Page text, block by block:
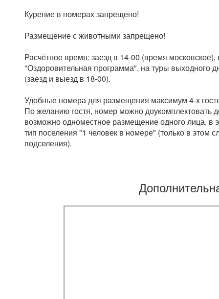
Курение в номерах запрещено!
Размещение с животными запрещено!
Расчётное время: заезд в 14-00 (время
"Оздоровительная программа", на туры выходного
(заезд и выезд в 18-00).
Удобные номера для размещения максимум 4-х
По желанию гостя, номер можно доукомплектовать
возможно одноместное размещение одного лица, в
тип поселения "1 человек в номере" (только в этом
подселения).